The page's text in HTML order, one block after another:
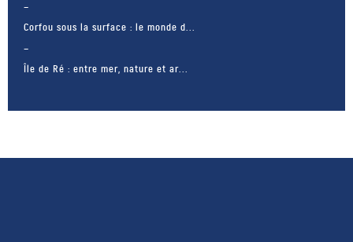
Corfou sous la surface : le monde d...
Île de Ré : entre mer, nature et ar...